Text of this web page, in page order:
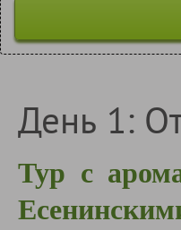
День 1:
Тур с